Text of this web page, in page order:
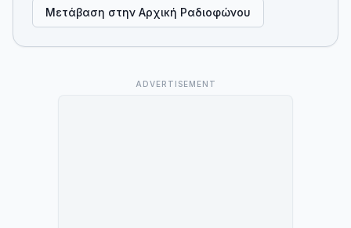
Μετάβαση στην Αρχική Ραδιοφώνου
ADVERTISEMENT